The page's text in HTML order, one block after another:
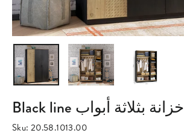
Black line خزانة بثلاثة أبواب
Sku: 20.58.1013.00